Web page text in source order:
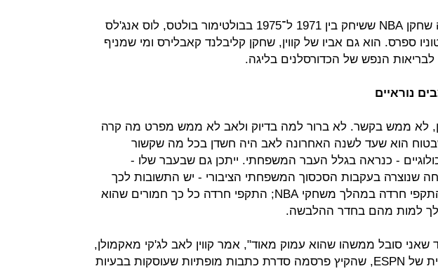
סטן, אגב, היה שחקן NBA ששיחק בין 1971 ל־1975 בבולטימור בולטס, לוס אנג'לס
ספרס. הוא גם אביו של קווין, שחקן קליבלנד קאבלירס ומי שמניף
הנפש של הכדורסלנים בליגה.
נוראיים
סטן, לא ממש בקשר. לא ברור למה בדיוק ולאב לא ממש מפרט מה קרה
הוא שעד לשנה האחרונה לאב היה חשדן בכל מה שקשור
- כנראה בגלל העבר המשפחתי. ייתכן גם שבעבר שלו -
שנוצרה בעקבות הסכסוך המשפחתי הציבורי - יש התשובות לכך
שהוא סבל מהתקפי חרדה במהלך משחקי NBA; התקפי חרדה כל כך חמורים שהוא
למות מהם בחדר ההלבשה.
שאני סובל ממשהו שהוא עמוק מאוד", אמר קווין לאב לג'קי מאקמולן,
הכתבת האגדית של ESPN, שהקיץ פרסמה סדרת כתבות מופתיות שעוסקות בבעיות